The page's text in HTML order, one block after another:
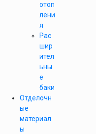
отоп
лени
я
Рас
шир
ител
ьны
е
баки
Отделочн
ые
материал
ы